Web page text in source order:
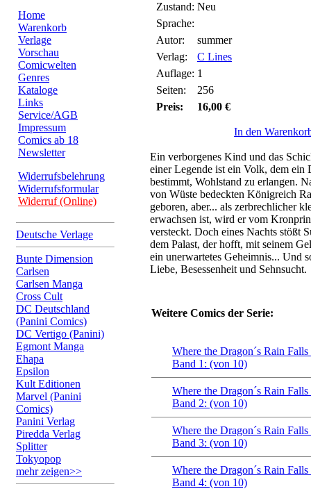
Home
Warenkorb
Verlage
Vorschau
Comicwelten
Genres
Kataloge
Links
Service/AGB
Impressum
Comics ab 18
Newsletter
Widerrufsbelehrung
Widerrufsformular
Widerruf (Online)
Deutsche Verlage
Bunte Dimension
Carlsen
Carlsen Manga
Cross Cult
DC Deutschland
(Panini Comics)
DC Vertigo (Panini)
Egmont Manga
Ehapa
Epsilon
Kult Editionen
Marvel (Panini
Comics)
Panini Verlag
Piredda Verlag
Splitter
Tokyopop
mehr zeigen>>
Zustand: Neu
Sprache:
Autor:
summer
Verlag:
C Lines
Auflage: 1
Seiten:
256
Preis:
16,00 €
In den
Ein verborgenes Kind und das
einer Legende ist ein Volk, dem ein
bestimmt, Wohlstand zu erlangen.
von Wüste bedeckten Königreich
geboren, aber... als zerbrechlicher
erwachsen ist, wird er vom
versteckt. Doch eines Nachts stößt
dem Palast, der hofft, mit seinem
ein unerwartetes Geheimnis... Und
Liebe, Besessenheit und Sehnsucht.
Weitere Comics der Serie:
Where the Dragon´s Rain
Band 1: (von 10)
Where the Dragon´s Rain
Band 2: (von 10)
Where the Dragon´s Rain
Band 3: (von 10)
Where the Dragon´s Rain
Band 4: (von 10)